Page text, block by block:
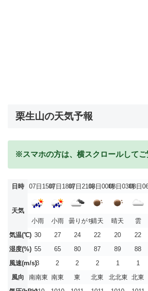
栗生山の天気予報
※スマホの方は、横スクロールしてご
日時 07日15時07日18時07日21時08日00時08日03時08日
天気
小雨
小雨 曇りがち晴天 晴天 雲
気温(℃) 30 27 24 22 20 22
湿度(%) 55 65 80 87 89 88
風速(m/s)3 2 2 2 1 1
風向
南南東 南東 東 北東 北北東 北東